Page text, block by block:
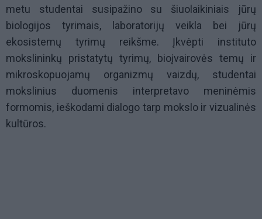
metu studentai susipažino su šiuolaikiniais jūrų
biologijos tyrimais, laboratorijų veikla bei jūrų
ekosistemų tyrimų reikšme. Įkvėpti instituto
mokslininkų pristatytų tyrimų, bioįvairovės temų ir
mikroskopuojamų organizmų vaizdų, studentai
mokslinius duomenis interpretavo meninėmis
formomis, ieškodami dialogo tarp mokslo ir vizualinės
kultūros.